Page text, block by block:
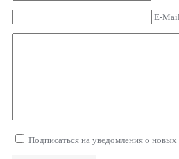
E-
Подписаться на уведомления о новых